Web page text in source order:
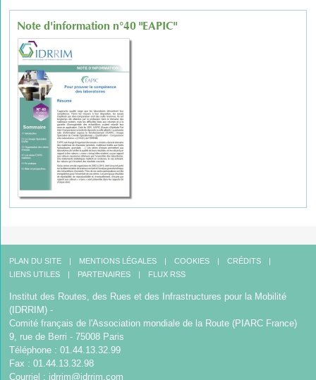
Note d'information n°40 "EAPIC"
PLAN DU SITE MENTIONS LÉGALES COOKIES
CRÉDITS
LIENS UTILES
PARTENAIRES FLUX RSS
Institut des Routes, des Rues et des Infrastructures pour la Mobilité
(IDRRIM) -
Comité français de l'Association mondiale de la Route (PIARC France)
9, rue de Berri - 75008 Paris
Téléphone : 01.44.13.32.99
Fax : 01.44.13.32.98
Courriel : idrrim@idrrim.com